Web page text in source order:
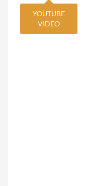
YOUTUBE
VIDEO